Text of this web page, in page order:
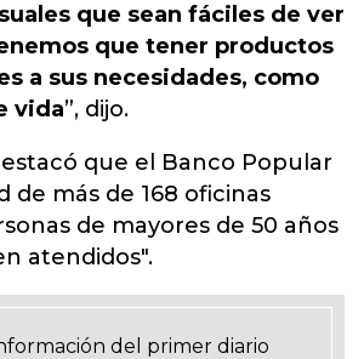
que sean fáciles de ver
que tener productos
a sus necesidades, como
vida”, dijo.
que el Banco Popular
de más de 168 oficinas
de mayores de 50 años
atendidos".
del primer diario